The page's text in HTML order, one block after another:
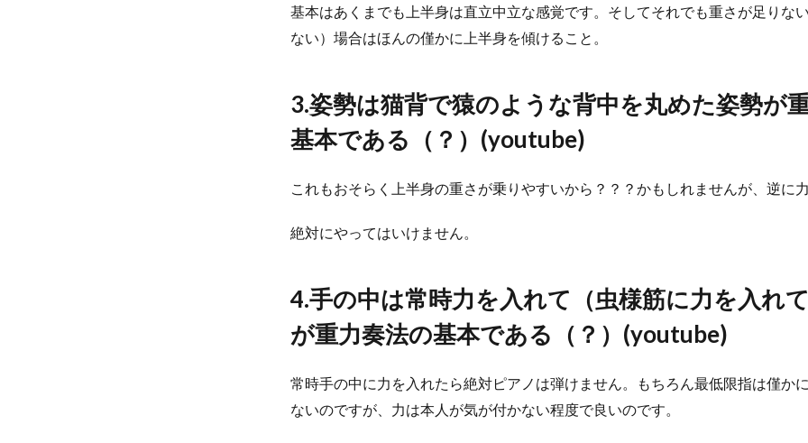
基本はあくまでも上半身は直立中立な感覚です。そしてそれでも重さが足りな
ない）場合はほんの僅かに上半身を傾けること。
3.姿勢は猫背で猿のような背中を丸めた姿勢が
基本である（？）(youtube)
これもおそらく上半身の重さが乗りやすいから？？？かもしれませんが、逆に力
絶対にやってはいけません。
4.手の中は常時力を入れて（虫様筋に力を入れ
が重力奏法の基本である（？） (youtube)
常時手の中に力を入れたら絶対ピアノは弾けません。もちろん最低限指は僅か
ないのですが、力は本人が気が付かない程度で良いのです。